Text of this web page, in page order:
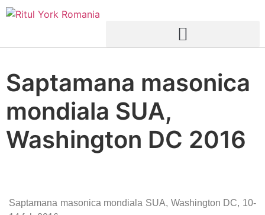
Saptamana masonica
mondiala SUA,
Washington DC 2016
Saptamana masonica mondiala SUA, Washington DC, 10-